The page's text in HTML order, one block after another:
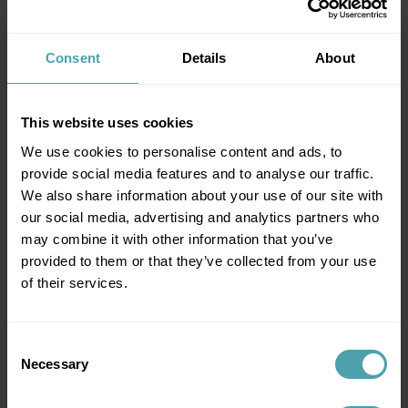
Consent Details About
This website uses cookies
We use cookies to personalise content and ads, to
provide social media features and to analyse our traffic.
We also share information about your use of our site with
our social media, advertising and analytics partners who
may combine it with other information that you’ve
provided to them or that they’ve collected from your use
of their services.
Selection
Necessary
pour remplacer l'assistance humaine », affirme Daan,
recevez toujours une réponse du "vrai Daan", pas d'un
robot. »
s'agit de questions plus complexes ou inédites, il faut
parfois faire quelques recherches. « Mais quand j'arrive à
trouver une solution et à aider le client, j'en tire une
immense satisfaction. »
En connaître un rayon
Outre sa personnalité affable, Daan a aussi comme atout
majeur son parcours professionnel pour venir en aide aux
supermarché de Waregem : il comprend donc mieux que
personne les défis rencontrés sur le terrain.